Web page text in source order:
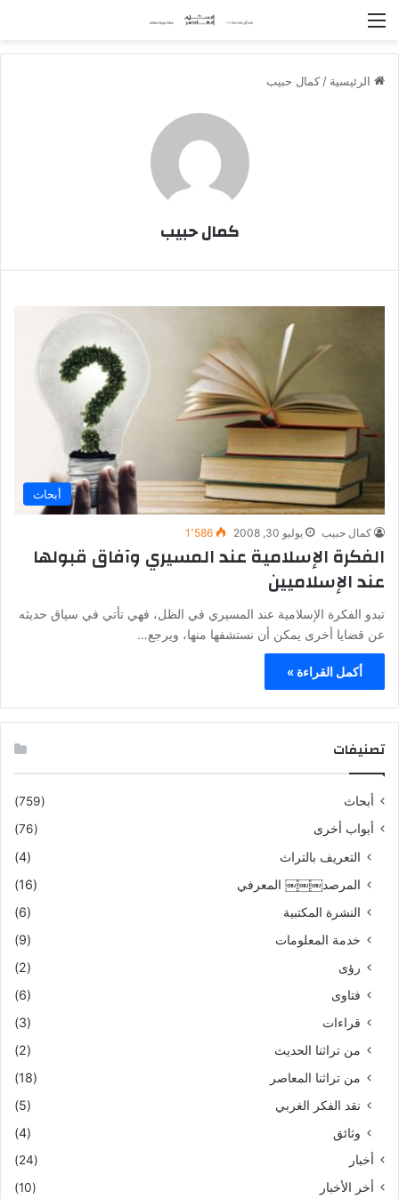
الرئيسية / كمال حبيب
كمال حبيب
أبحاث
كمال حبيب يوليو 30, 2008 1٬586
الفكرة الإسلامية عند المسيري وآفاق قبولها
عند الإسلاميين
تبدو الفكرة الإسلامية عند المسيري في الظل، فهي تأتي في سياق حديثه
عن قضايا أخرى يمكن أن نستشفها منها، ويرجع…
أكمل القراءة »
تصنيفات
أبحاث
(759)
أبواب أخرى
(76)
التعريف بالتراث
(4)
المرصد￼￼￼ المعرفي
(16)
النشرة المكتبية
(6)
خدمة المعلومات
(9)
رؤى
(2)
فتاوى
(6)
قراءات
(3)
من تراثنا الحديث
(2)
من تراثنا المعاصر
(18)
نقد الفكر الغربي
(5)
وثائق
(4)
أخبار
(24)
أخر الأخبار
(10)